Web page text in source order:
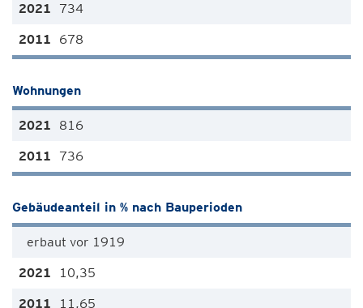
734
678
Wohnungen
816
736
Gebäudeanteil in % nach Bauperioden
erbaut vor 1919
10,35
11,65